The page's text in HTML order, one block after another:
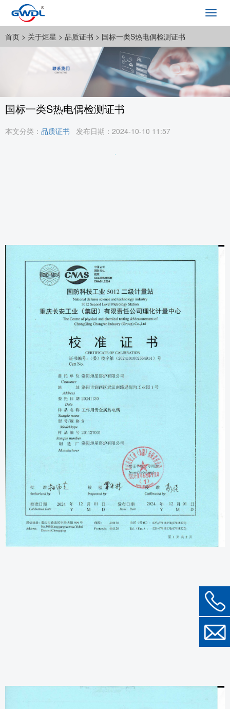
首页 > 关于炬星 > 品质证书 > 国标一类S热电偶检测证书
国标一类S热电偶检测证书
本文分类： 品质证书 发布日期：2024-10-10 11:57